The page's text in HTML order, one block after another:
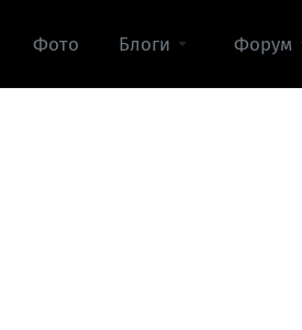
Фото Блоги Форум